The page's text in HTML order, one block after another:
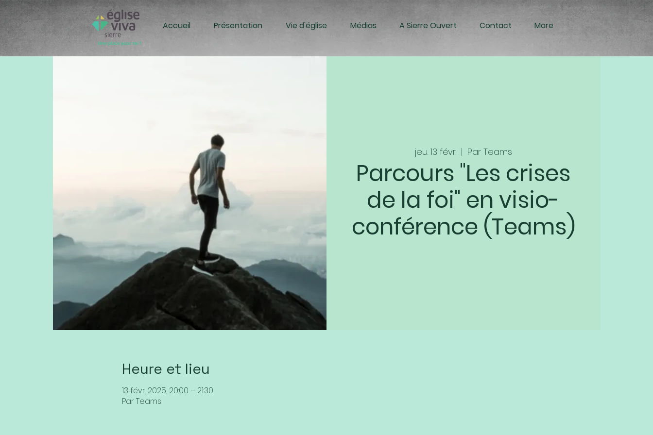
Accueil Présentation Vie d'église Médias A Sierre Ouvert Contact More
jeu. 13 févr.
  |
Par Teams
Parcours "Les crises
de la foi" en visio-
conférence (Teams)
Heure et lieu
13 févr. 2025, 20:00 – 21:30
Par Teams